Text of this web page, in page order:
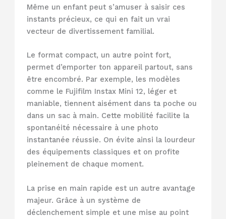
Même un enfant peut s’amuser à saisir ces
instants précieux, ce qui en fait un vrai
vecteur de divertissement familial.
Le format compact, un autre point fort,
permet d’emporter ton appareil partout, sans
être encombré. Par exemple, les modèles
comme le Fujifilm Instax Mini 12, léger et
maniable, tiennent aisément dans ta poche ou
dans un sac à main. Cette mobilité facilite la
spontanéité nécessaire à une photo
instantanée réussie. On évite ainsi la lourdeur
des équipements classiques et on profite
pleinement de chaque moment.
La prise en main rapide est un autre avantage
majeur. Grâce à un système de
déclenchement simple et une mise au point